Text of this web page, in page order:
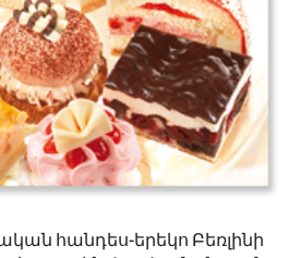
հանդես-երեկո Բեռլինի